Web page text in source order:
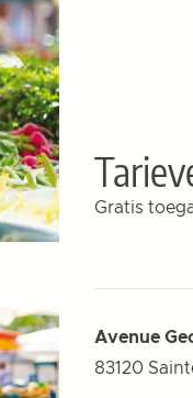
Gratis
Avenue
83120